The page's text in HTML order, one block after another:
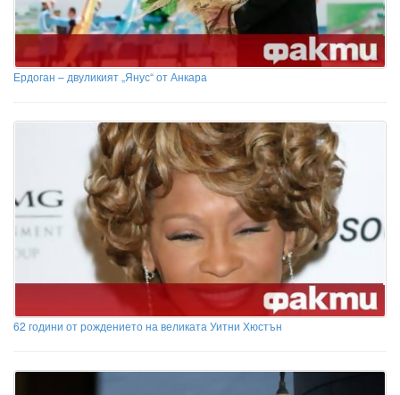
Ердоган – двуликият „Янус“ от Анкара
62 години от рождението на великата Уитни Хюстън